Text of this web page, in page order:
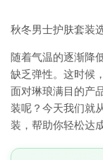
秋冬男士护肤套装
随着气温的逐渐降
缺乏弹性。这时候
面对琳琅满目的产
装呢？今天我们就
装，帮助你轻松达